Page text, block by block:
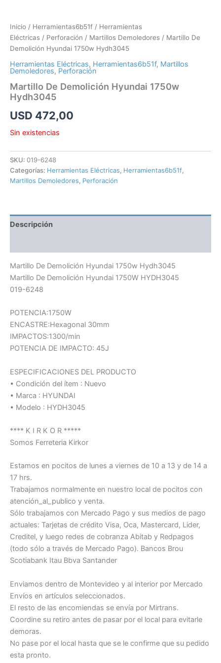
Inicio / Herramientas6b51f / Herramientas
Eléctricas / Perforación / Martillos Demoledores / Martillo De
Demolición Hyundai 1750w Hydh3045
Herramientas Eléctricas, Herramientas6b51f, Martillos
Demoledores, Perforación
Martillo De Demolición Hyundai 1750w
Hydh3045
USD 472,00
Sin existencias
SKU: 019-6248
Categorías: Herramientas Eléctricas, Herramientas6b51f,
Martillos Demoledores, Perforación
Descripción
Martillo De Demolición Hyundai 1750w Hydh3045
Martillo De Demolición Hyundai 1750W HYDH3045
019-6248
POTENCIA:1750W
ENCASTRE:Hexagonal 30mm
IMPACTOS:1300/min
POTENCIA DE IMPACTO: 45J
ESPECIFICACIONES DEL PRODUCTO
• Condición del ítem : Nuevo
• Marca : HYUNDAI
• Modelo : HYDH3045
**** K I R K O R *****
Somos Ferreteria Kirkor
Estamos en pocitos de lunes a viernes de 10 a 13 y de 14 a
17 hrs.
Trabajamos normalmente en nuestro local de pocitos con
atención_al_publico y venta.
Sólo trabajamos con Mercado Pago y sus medios de pago
actuales: Tarjetas de crédito Visa, Oca, Mastercard, Lider,
Creditel, y luego redes de cobranza Abitab y Redpagos
(todo sólo a través de Mercado Pago). Bancos Brou
Scotiabank Itau Bbva Santander
Enviamos dentro de Montevideo y al interior por Mercado
Envíos en artículos seleccionados.
El resto de las encomiendas se envía por Mirtrans.
Coordine su retiro antes de pasar por el local para evitarle
demoras.
No pase por el local hasta que se le confirme que su pedido
esta pronto.